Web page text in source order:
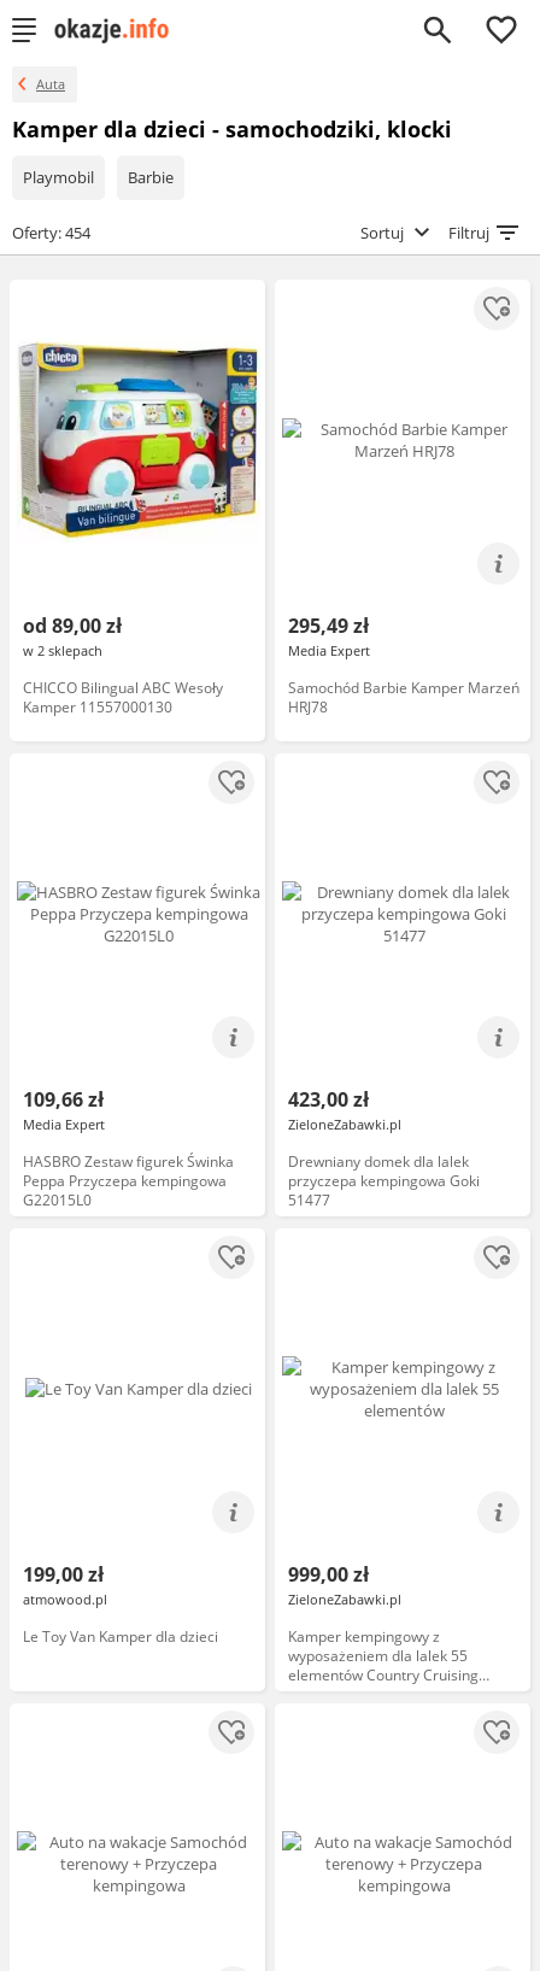
0
Auta
Kamper dla dzieci - samochodziki, klocki
Playmobil Barbie
Oferty: 454 Sortuj Filtruj
od 89,00 zł
w 2 sklepach
CHICCO Bilingual ABC Wesoły
Kamper 11557000130
295,49 zł
Media Expert
Samochód Barbie Kamper Marzeń
HRJ78
109,66 zł
Media Expert
HASBRO Zestaw figurek Świnka
Peppa Przyczepa kempingowa
G22015L0
423,00 zł
ZieloneZabawki.pl
Drewniany domek dla lalek
przyczepa kempingowa Goki
51477
199,00 zł
atmowood.pl
Le Toy Van Kamper dla dzieci
999,00 zł
ZieloneZabawki.pl
Kamper kempingowy z
wyposażeniem dla lalek 55
elementów Country Cruising
Camper Set Our Generation